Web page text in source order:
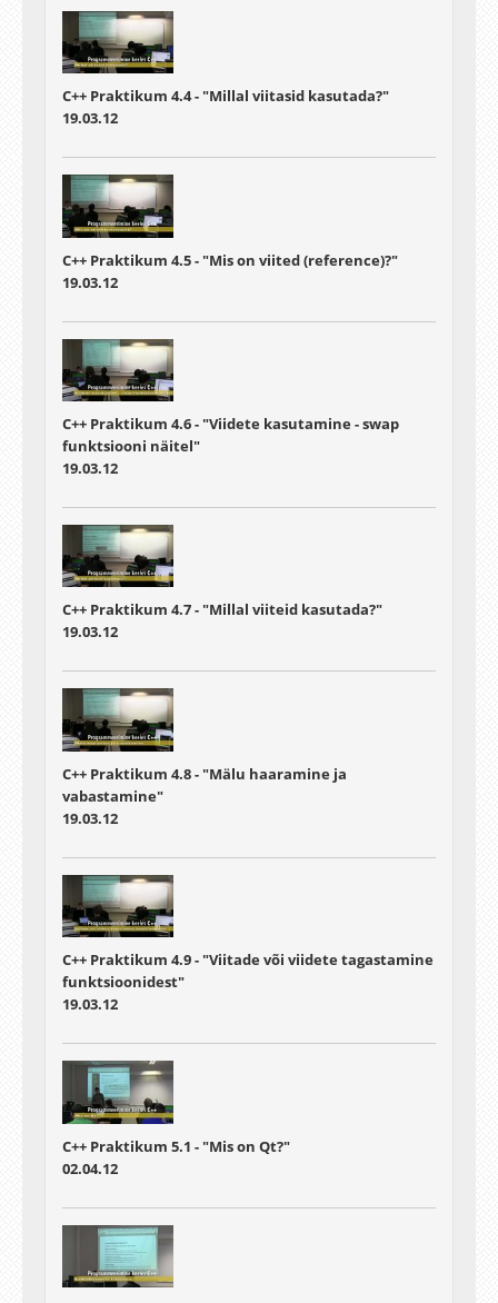
C++ Praktikum 4.4 - "Millal viitasid kasutada?"
19.03.12
C++ Praktikum 4.5 - "Mis on viited (reference)?"
19.03.12
C++ Praktikum 4.6 - "Viidete kasutamine - swap
funktsiooni näitel"
19.03.12
C++ Praktikum 4.7 - "Millal viiteid kasutada?"
19.03.12
C++ Praktikum 4.8 - "Mälu haaramine ja
vabastamine"
19.03.12
C++ Praktikum 4.9 - "Viitade või viidete tagastamine
funktsioonidest"
19.03.12
C++ Praktikum 5.1 - "Mis on Qt?"
02.04.12